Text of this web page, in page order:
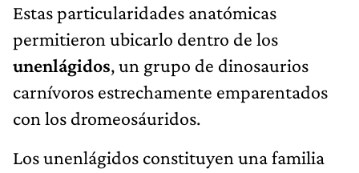
Estas particularidades anatómicas
permitieron ubicarlo dentro de los
unenlágidos, un grupo de dinosaurios
carnívoros estrechamente emparentados
con los dromeosáuridos.
Los unenlágidos constituyen una familia